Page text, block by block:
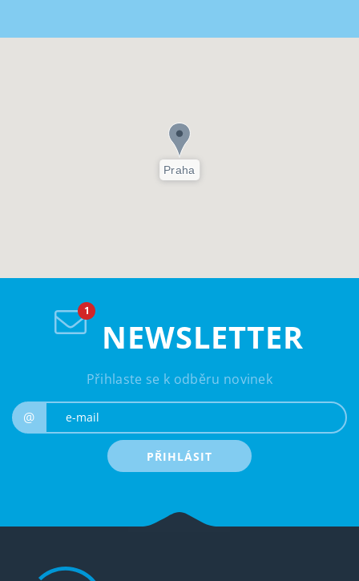
Praha
NEWSLETTER
Přihlaste se k odběru novinek
@
PŘIHLÁSIT